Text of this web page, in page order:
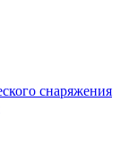
снаряжения